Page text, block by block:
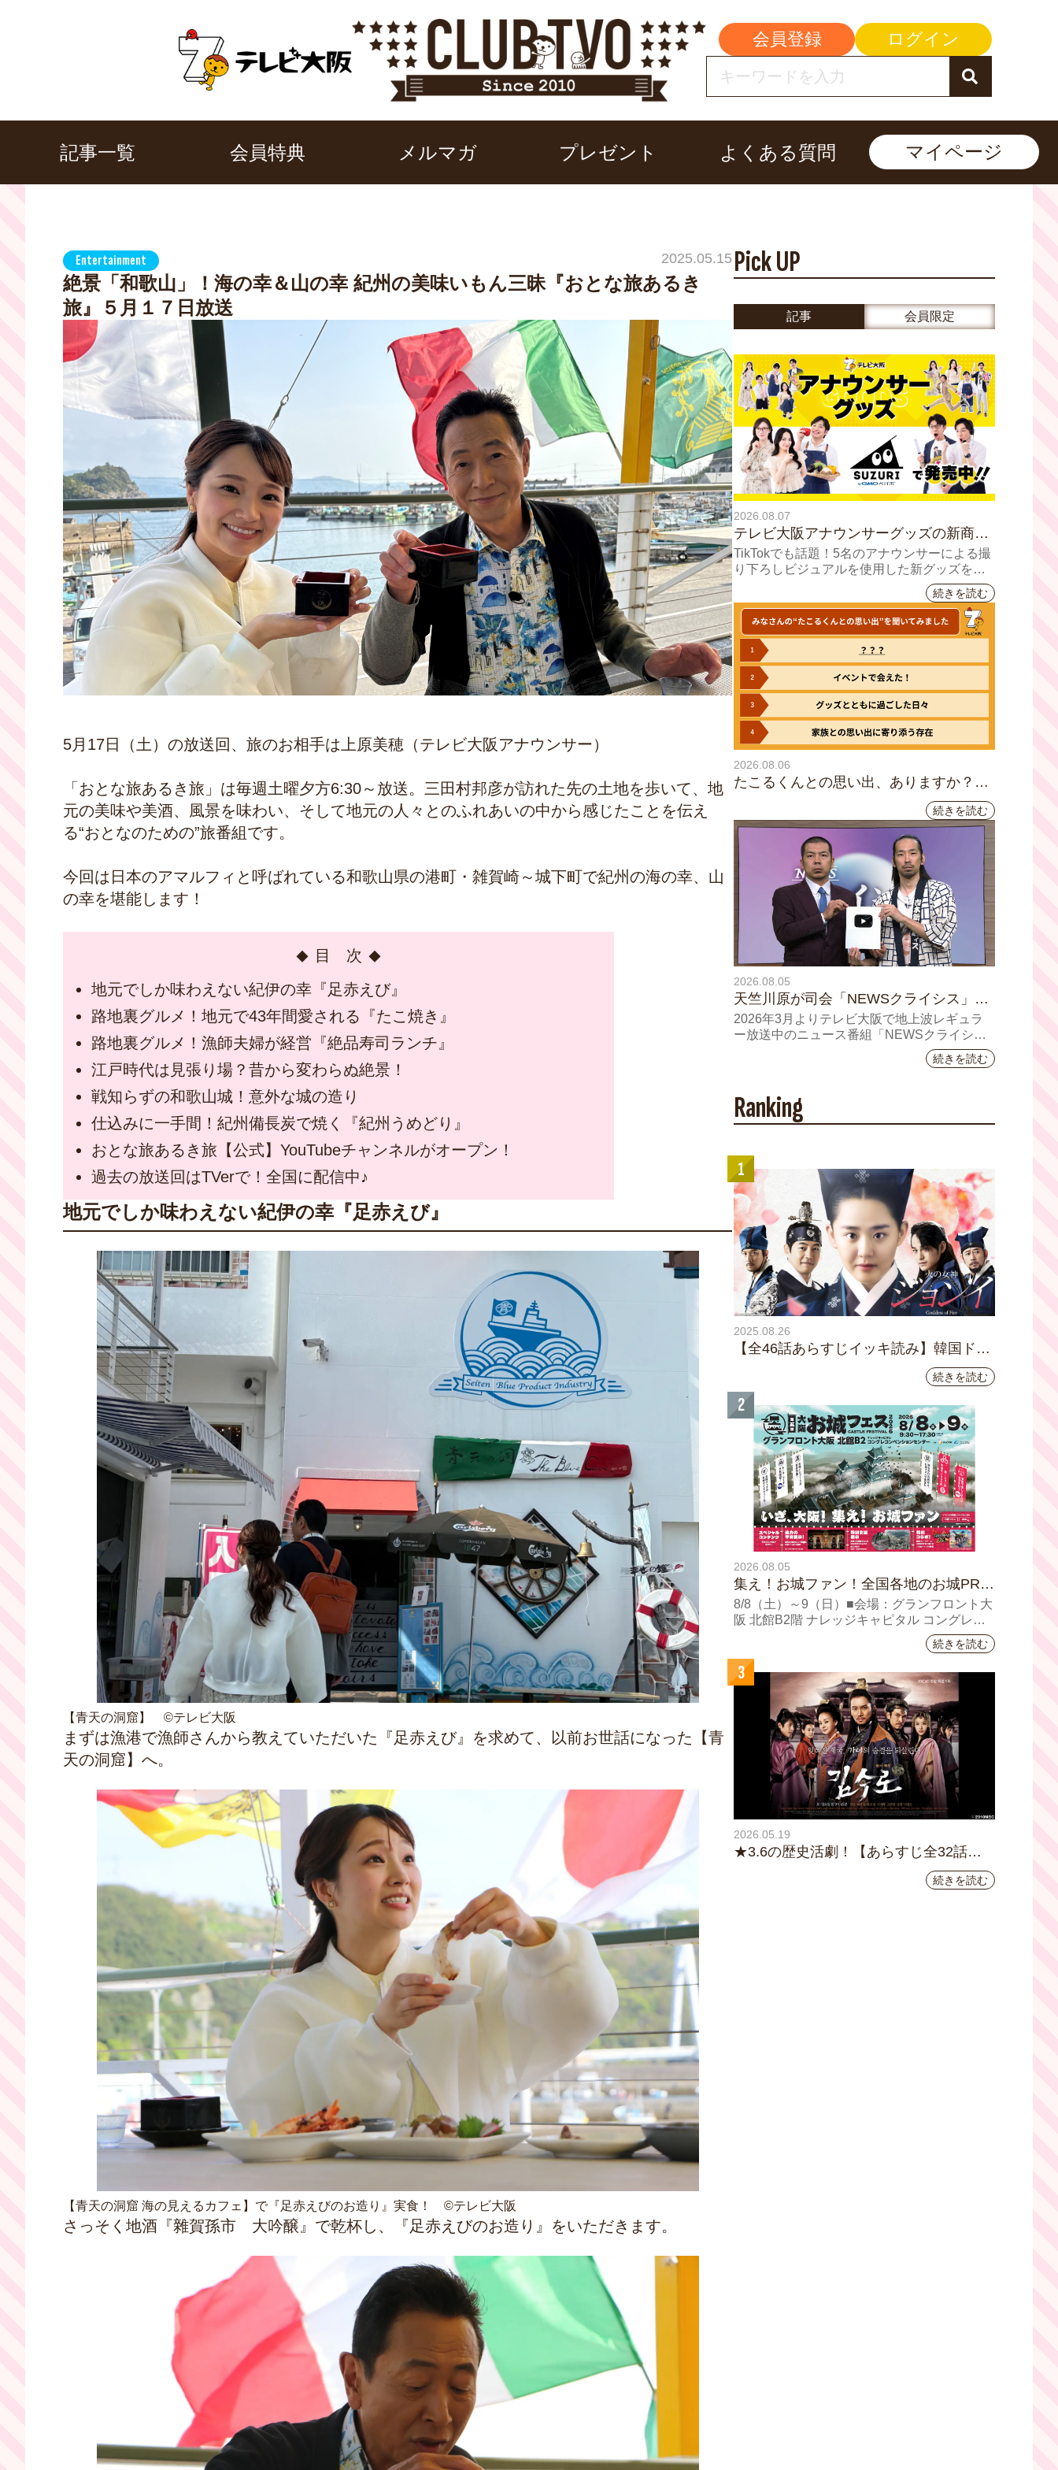
会員登録 ログイン
記事一覧 会員特典 メルマガ プレゼント よくある質問 マイページ
Entertainment 2025.05.15
絶景「和歌山」！海の幸＆山の幸 紀州の美味いもん三昧『おとな旅あるき
旅』５月１７日放送
5月17日（土）の放送回、旅のお相手は上原美穂（テレビ大阪アナウンサー）
「おとな旅あるき旅」は毎週土曜夕方6:30～放送。三田村邦彦が訪れた先の土地を歩いて、地
元の美味や美酒、風景を味わい、そして地元の人々とのふれあいの中から感じたことを伝え
る“おとなのための”旅番組です。
今回は日本のアマルフィと呼ばれている和歌山県の港町・雑賀崎～城下町で紀州の海の幸、山
の幸を堪能します！
目 次
地元でしか味わえない紀伊の幸『足赤えび』
路地裏グルメ！地元で43年間愛される『たこ焼き』
路地裏グルメ！漁師夫婦が経営『絶品寿司ランチ』
江戸時代は見張り場？昔から変わらぬ絶景！
戦知らずの和歌山城！意外な城の造り
仕込みに一手間！紀州備長炭で焼く『紀州うめどり』
おとな旅あるき旅【公式】YouTubeチャンネルがオープン！
過去の放送回はTVerで！全国に配信中♪
地元でしか味わえない紀伊の幸『足赤えび』
【青天の洞窟】 ©テレビ大阪
まずは漁港で漁師さんから教えていただいた『足赤えび』を求めて、以前お世話になった【青
天の洞窟】へ。
【青天の洞窟 海の見えるカフェ】で『足赤えびのお造り』実食！ ©テレビ大阪
さっそく地酒『雜賀孫市 大吟醸』で乾杯し、『足赤えびのお造り』をいただきます。
Pick UP
記事 会員限定
2026.08.07
テレビ大阪アナウンサーグッズの新商品
8月8日(土)に発売！ テーマは「個性全
開」5人それぞれの"らしさ"を詰め込んだ
TikTokでも話題！5名のアナウンサーによる撮
り下ろしビジュアルを使用した新グッズを発
続きを読む
2026.08.06
たこるくんとの思い出、ありますか？会
員のみなさんに聞いてみました
続きを読む
2026.08.05
天竺川原が司会「NEWSクライシス」チ
ャンネル登録者数10万人突破！テレビ大
阪の番組史上最速記録を更新
2026年3月よりテレビ大阪で地上波レギュラ
ー放送中のニュース番組「NEWSクライシ
ス」が、このたび2026年7月12日(日)に、
YouTubeチャンネル登録者数10万人を達成し
続きを読む
Ranking
1
2025.08.26
【全46話あらすじイッキ読み】韓国ドラ
マ『火の女神 ジョンイ』｜テレビ大阪
9月11日（木）朝8時放送スタート続きを読む
2
2026.08.05
集え！お城ファン！全国各地のお城PRブ
ースが群雄割拠！『大阪・お城フェス
2026』、いよいよ8/8（土）から開催！
8/8（⼟）～9（日）■会場：グランフロント⼤
阪 北館B2階 ナレッジキャピタル コングレコ
ンベンションセンター ⼤⼈ 前売1,400円（当
⽇1,600円) 中⾼⽣ 前売800円（当⽇1,000円）
続きを読む
3
2026.05.19
★3.6の歴史活劇！【あらすじ全32話イ
ッキ読み】韓国ドラマ『鉄の王 キム・
スロ』｜テレビ大阪5月20日(水)あさ8時
続きを読む